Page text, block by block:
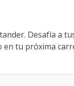
Desafía a
tu próxima